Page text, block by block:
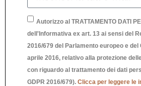
VENTAGLIO
Autorizzo al TRATTAMENTO DATI
dell'Informativa ex art. 13 ai sensi del
2016/679 del Parlamento europeo e del
aprile 2016, relativo alla protezione
con riguardo al trattamento dei dati
GDPR 2016/679). Clicca per leggere le